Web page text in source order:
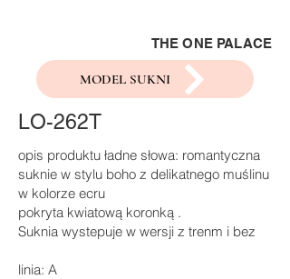
THE ONE PALACE
MODEL SUKNI
LO-262T
opis produktu ładne słowa: romantyczna
suknie w stylu boho z delikatnego muślinu
w kolorze ecru
pokryta kwiatową koronką .
Suknia wystepuje w wersji z trenm i bez
linia: A